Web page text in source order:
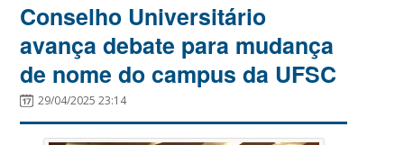
Conselho Universitário
avança debate para mudança
de nome do campus da UFSC
29/04/2025 23:14